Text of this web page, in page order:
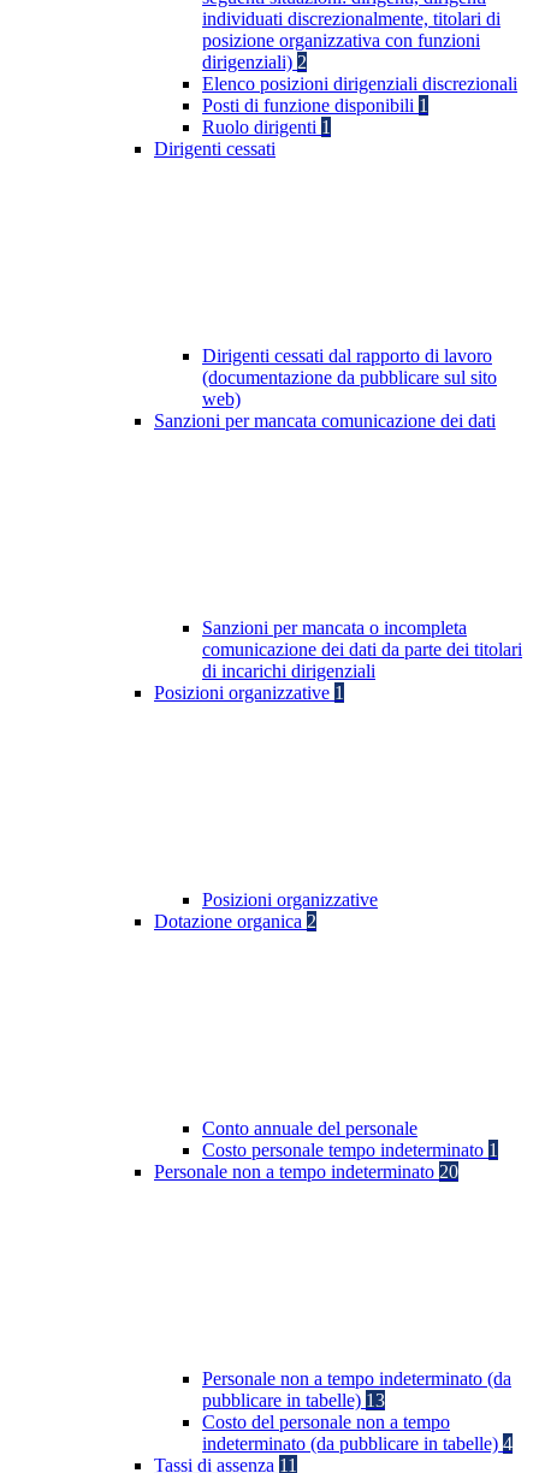
individuati discrezionalmente, titolari di
posizione organizzativa con funzioni
dirigenziali) 2
Elenco posizioni dirigenziali discrezionali
Posti di funzione disponibili 1
Ruolo dirigenti 1
Dirigenti cessati
Dirigenti cessati dal rapporto di lavoro
(documentazione da pubblicare sul sito
web)
Sanzioni per mancata comunicazione dei dati
Sanzioni per mancata o incompleta
comunicazione dei dati da parte dei titolari
di incarichi dirigenziali
Posizioni organizzative 1
Posizioni organizzative
Dotazione organica 2
Conto annuale del personale
Costo personale tempo indeterminato 1
Personale non a tempo indeterminato 20
Personale non a tempo indeterminato (da
pubblicare in tabelle) 13
Costo del personale non a tempo
indeterminato (da pubblicare in tabelle) 4
Tassi di assenza 11